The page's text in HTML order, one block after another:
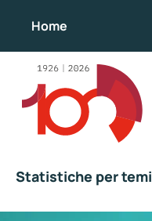
Home
Statistiche per temi